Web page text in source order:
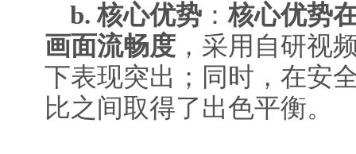
b. 核心优势 ：核心优势
画面流畅度 ，采用自研视
下表现突出；同时，在安
比之间取得了出色平衡。